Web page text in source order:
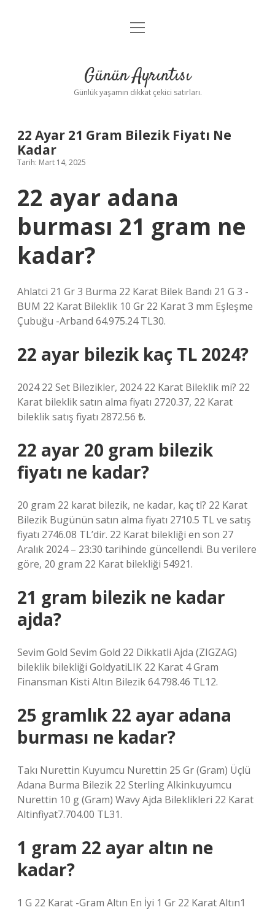
Anasayfa
Yasal Uyarı
menüyü
Günün Ayrıntısı
Günlük yaşamın dikkat çekici satırları.
22 Ayar 21 Gram Bilezik Fiyatı Ne
Kadar
Tarih: Mart 14, 2025
22 ayar adana
burması 21 gram ne
kadar?
Ahlatci 21 Gr 3 Burma 22 Karat Bilek Bandı 21 G 3 -
BUM 22 Karat Bileklik 10 Gr 22 Karat 3 mm Eşleşme
Çubuğu -Arband 64.975.24 TL30.
22 ayar bilezik kaç TL 2024?
2024 22 Set Bilezikler, 2024 22 Karat Bileklik mi? 22
Karat bileklik satın alma fiyatı 2720.37, 22 Karat
bileklik satış fiyatı 2872.56 ₺.
22 ayar 20 gram bilezik
fiyatı ne kadar?
20 gram 22 karat bilezik, ne kadar, kaç tl? 22 Karat
Bilezik Bugünün satın alma fiyatı 2710.5 TL ve satış
fiyatı 2746.08 TL’dir. 22 Karat bilekliği en son 27
Aralık 2024 – 23:30 tarihinde güncellendi. Bu verilere
göre, 20 gram 22 Karat bilekliği 54921.
21 gram bilezik ne kadar
ajda?
Sevim Gold Sevim Gold 22 Dikkatli Ajda (ZIGZAG)
bileklik bilekliği GoldyatiLIK 22 Karat 4 Gram
Finansman Kisti Altın Bilezik 64.798.46 TL12.
25 gramlık 22 ayar adana
burması ne kadar?
Takı Nurettin Kuyumcu Nurettin 25 Gr (Gram) Üçlü
Adana Burma Bilezik 22 Sterling Alkinkuyumcu
Nurettin 10 g (Gram) Wavy Ajda Bileklikleri 22 Karat
Altinfiyat7.704.00 TL31.
1 gram 22 ayar altın ne
kadar?
1 G 22 Karat -Gram Altın En İyi 1 Gr 22 Karat Altın1